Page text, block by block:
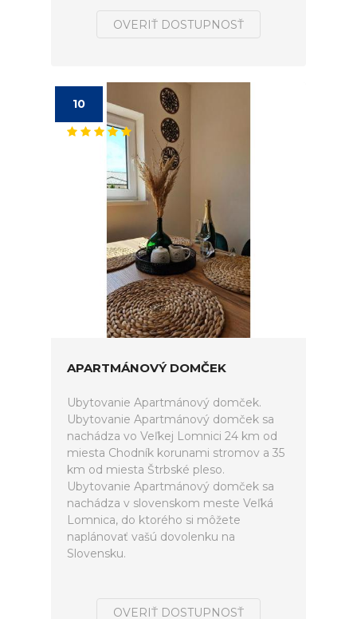
OVERIŤ DOSTUPNOSŤ
10
APARTMÁNOVÝ DOMČEK
Ubytovanie Apartmánový domček.
Ubytovanie Apartmánový domček sa
nachádza vo Veľkej Lomnici 24 km od
miesta Chodník korunami stromov a 35
km od miesta Štrbské pleso.
Ubytovanie Apartmánový domček sa
nachádza v slovenskom meste Veľká
Lomnica, do ktorého si môžete
naplánovať vašú dovolenku na
Slovensku.
OVERIŤ DOSTUPNOSŤ